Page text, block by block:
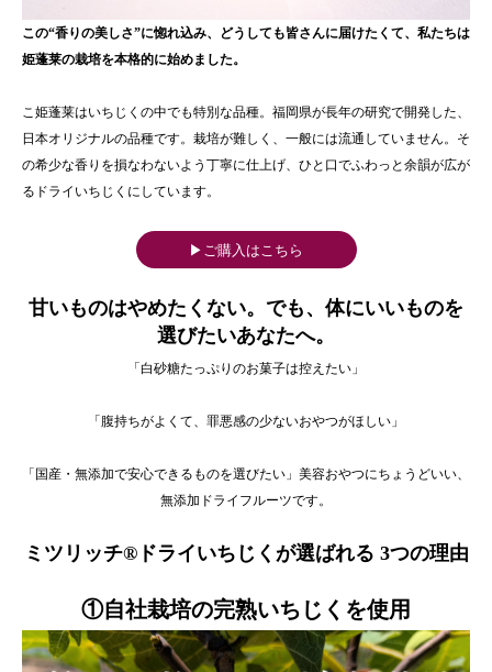
この“香りの美しさ”に惚れ込み、どうしても皆さんに届けたくて、私たちは
姫蓬莱の栽培を本格的に始めました。
こ姫蓬莱はいちじくの中でも特別な品種。福岡県が長年の研究で開発した、
日本オリジナルの品種です。栽培が難しく、一般には流通していません。そ
の希少な香りを損なわないよう丁寧に仕上げ、ひと口でふわっと余韻が広が
るドライいちじくにしています。
▶ご購入はこちら
甘いものはやめたくない。でも、体にいいものを
選びたいあなたへ。
「白砂糖たっぷりのお菓子は控えたい」
「腹持ちがよくて、罪悪感の少ないおやつがほしい」
「国産・無添加で安心できるものを選びたい」美容おやつにちょうどいい、
無添加ドライフルーツです。
ミツリッチ®ドライいちじくが選ばれる 3つの理由
①自社栽培の完熟いちじくを使用